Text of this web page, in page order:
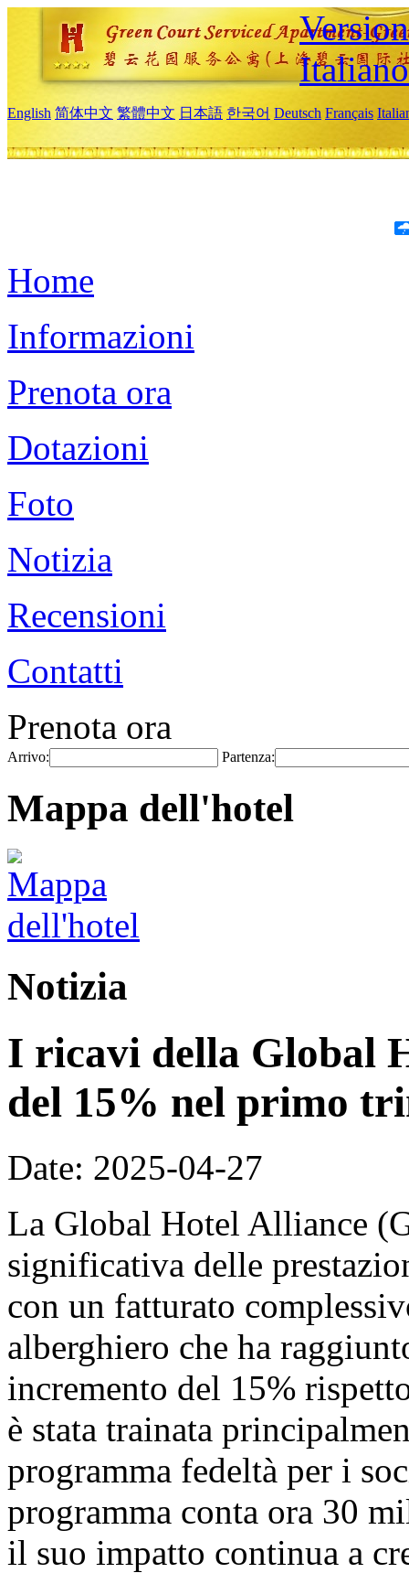
Italiano
English 简体中文 繁體中文 日本語 한국어 Deutsch Français
Home
Informazioni
Prenota ora
Dotazioni
Foto
Notizia
Recensioni
Contatti
Prenota ora
Arrivo: Partenza:
Mappa dell'hotel
Notizia
I ricavi della Global
del 15% nel primo
Date: 2025-04-27
La Global Hotel Alliance
significativa delle
con un fatturato
alberghiero che ha
incremento del 15%
è stata trainata
programma fedeltà per i
programma conta ora 30
il suo impatto continua a